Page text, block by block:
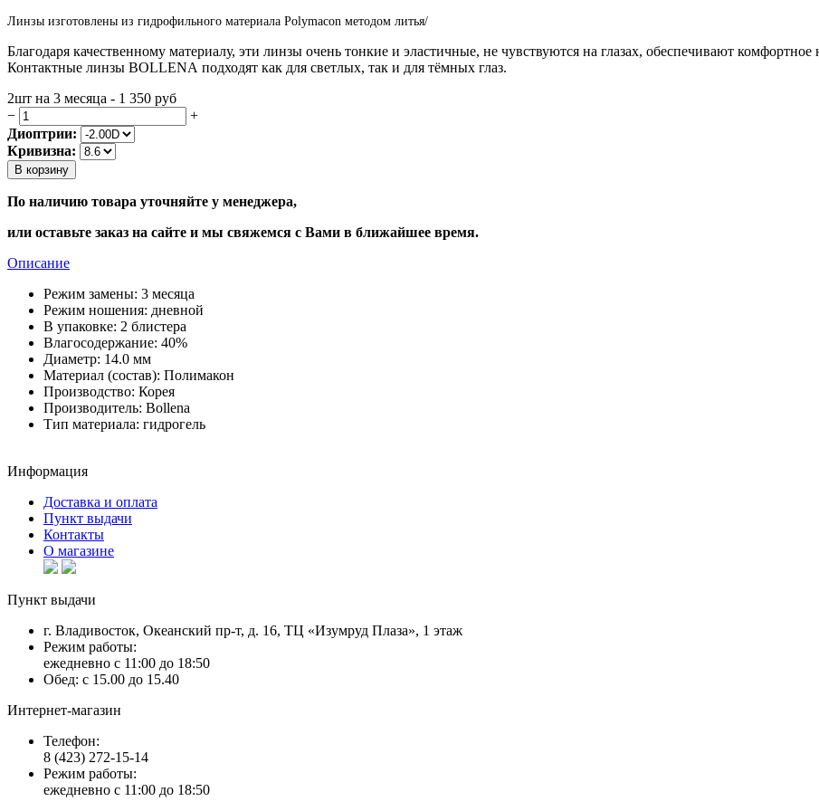
Линзы изготовлены из гидрофильного материала Polymacon методом литья/
Благодаря качественному материалу, эти линзы очень тонкие и эластичные, не чувствуются на глазах, обеспечивают
Контактные линзы BOLLENA подходят как для светлых, так и для тёмных глаз.
2шт на 3 месяца - 1 350 руб
−
+
Диоптрии:
Кривизна:
В корзину
По наличию товара уточняйте у менеджера,
или оставьте заказ на сайте и мы свяжемся с Вами в ближайшее время.
Описание
Режим замены: 3 месяца
Режим ношения: дневной
В упаковке: 2 блистера
Влагосодержание: 40%
Диаметр: 14.0 мм
Материал (состав): Полимакон
Производство: Корея
Производитель: Bollena
Тип материала: гидрогель
Информация
Доставка и оплата
Пункт выдачи
Контакты
О магазине
Пункт выдачи
г. Владивосток, Океанский пр-т, д. 16, ТЦ «Изумруд Плаза», 1 этаж
Режим работы:
ежедневно с 11:00 до 18:50
Обед: с 15.00 до 15.40
Интернет-магазин
Телефон:
8 (423) 272-15-14
Режим работы:
ежедневно с 11:00 до 18:50